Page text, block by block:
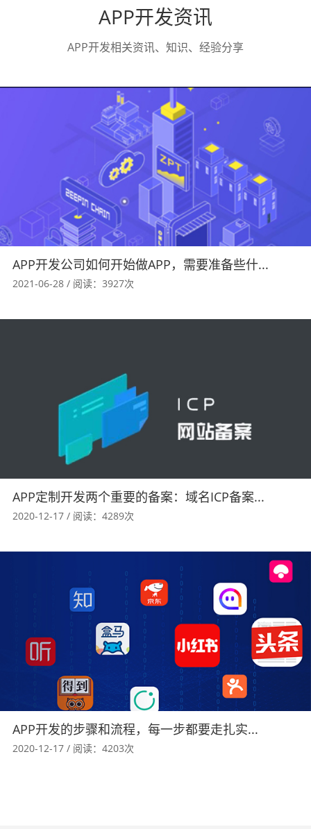
APP开发资讯
APP开发相关资讯、知识、经验分享
APP开发公司如何开始做APP，需要准备些什...
2021-06-28 / 阅读：3927次
APP定制开发两个重要的备案：域名ICP备案...
2020-12-17 / 阅读：4289次
APP开发的步骤和流程，每一步都要走扎实...
2020-12-17 / 阅读：4203次